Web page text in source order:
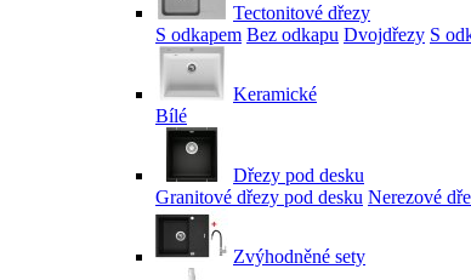
Tectonitové dřezy
S odkapem Bez odkapu Dvojdřezy S
Keramické
Bílé
Dřezy pod desku
Granitové dřezy pod desku Nerezové
Zvýhodněné sety